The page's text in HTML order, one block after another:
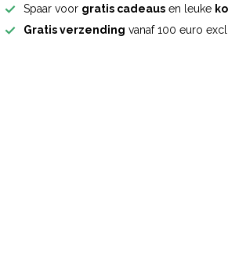
Spaar voor gratis cadeaus en leuke
Gratis verzending vanaf 100 euro